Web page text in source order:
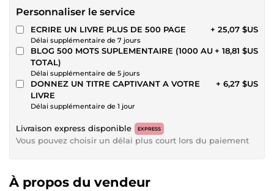
Personnaliser le service
ECRIRE UN LIVRE PLUS DE 500 PAGE
Délai supplémentaire de 7 jours
+ 25,07 $US
BLOG 500 MOTS SUPLEMENTAIRE (1000 AU
TOTAL)
Délai supplémentaire de 5 jours
+ 18,81 $US
DONNEZ UN TITRE CAPTIVANT A VOTRE
LIVRE
Délai supplémentaire de 1 jour
+ 6,27 $US
Livraison express disponible EXPRESS
Vous pouvez choisir un délai plus court lors du paiement
À propos du vendeur